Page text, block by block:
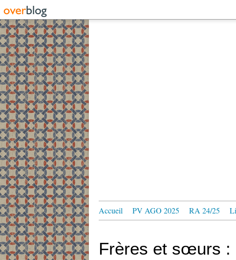
Accueil PV AGO 2025 RA 24/25
Frères et sœurs :